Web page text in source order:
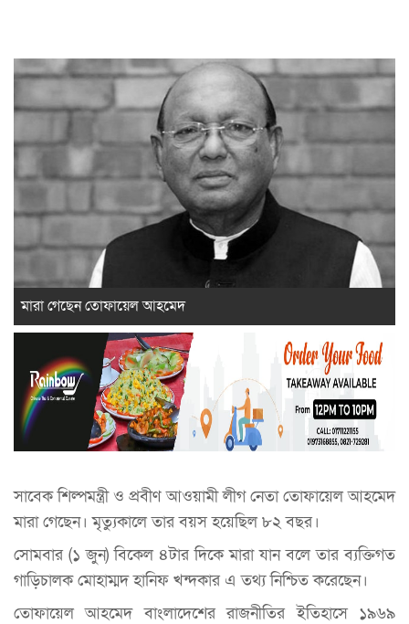
মারা গেছেন তোফায়েল আহমেদ
সাবেক শিল্পমন্ত্রী ও প্রবীণ আওয়ামী লীগ নেতা তোফায়েল আহমেদ
মারা গেছেন। মৃত্যুকালে তার বয়স হয়েছিল ৮২ বছর।
সোমবার (১ জুন) বিকেল ৪টার দিকে মারা যান বলে তার ব্যক্তিগত
গাড়িচালক মোহাম্মদ হানিফ খন্দকার এ তথ্য নিশ্চিত করেছেন।
তোফায়েল আহমেদ বাংলাদেশের রাজনীতির ইতিহাসে ১৯৬৯